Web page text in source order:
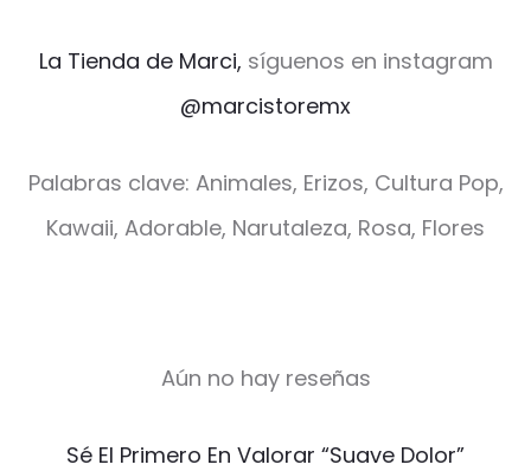
La Tienda de Marci, síguenos en instagram
@marcistoremx
Palabras clave: Animales, Erizos, Cultura Pop,
Kawaii, Adorable, Narutaleza, Rosa, Flores
Aún no hay reseñas
Sé El Primero En Valorar “Suave Dolor”